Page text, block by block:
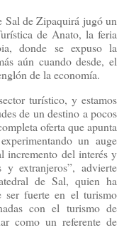
Sal de Zipaquirá jugó un
de Anato, la feria
donde se expuso la
aún cuando desde, el
de la economía.
turístico, y estamos
de un destino a pocos
oferta que apunta
un auge
incremento del interés y
extranjeros”, advierte
de Sal, quien ha
ser fuerte en el turismo
con el turismo de
como un referente de